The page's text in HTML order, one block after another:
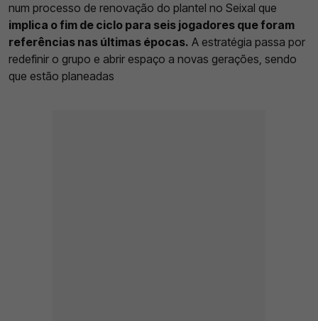
num processo de renovação do plantel no Seixal que
implica o fim de ciclo para seis jogadores que foram
referências nas últimas épocas. A estratégia passa por
redefinir o grupo e abrir espaço a novas gerações, sendo
que estão planeadas